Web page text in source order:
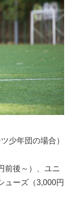
少年団の場合）
前後～）、ユニ
ューズ（3,000円